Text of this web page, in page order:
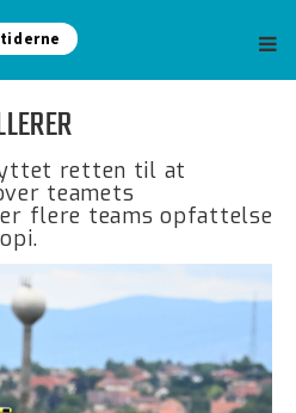
tiderne
retten til at
teamets
flere teams opfattelse